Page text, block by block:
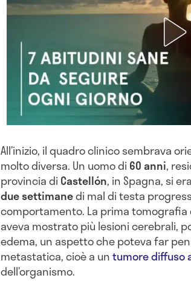
All’inizio, il quadro clinico sembrava
molto diversa. Un uomo di 60 anni,
provincia di Castellón, in Spagna, si
due settimanedi mal di testa
comportamento. La prima
aveva mostrato più lesioni cerebrali,
edema, un aspetto che poteva far
metastatica, cioè a untumore diffuso
dell’organismo.